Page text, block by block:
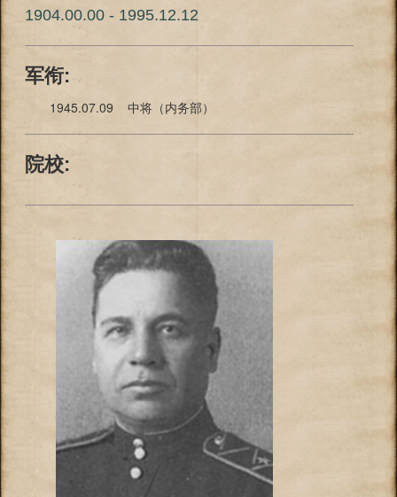
1904.00.00 - 1995.12.12
军衔:
1945.07.09 中将（内务部）
院校: